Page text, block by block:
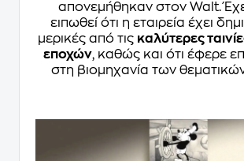
απονεμήθηκαν στον Walt.
ειπωθεί ότι η εταιρεία έχει
μερικές από τις καλύτερες
εποχών, καθώς και ότι έφερε
στη βιομηχανία των